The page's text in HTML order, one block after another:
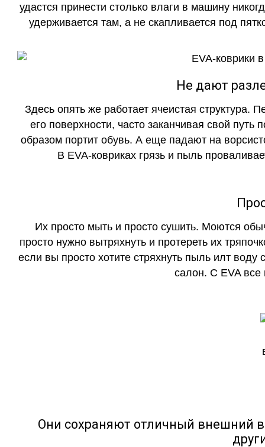
удастся принести столько влаги в машину
удерживается там, а не скапливается под
Не дают
Здесь опять же работает ячеистая структура.
его поверхности, часто заканчивая свой
образом портит обувь. А еще падают на
В EVA-ковриках грязь и пыль
Их просто мыть и просто сушить. Моются
просто нужно вытряхнуть и протереть их
если вы просто хотите стряхнуть пыль илт воду
салон. С EVA все
Они сохраняют отличный внешний